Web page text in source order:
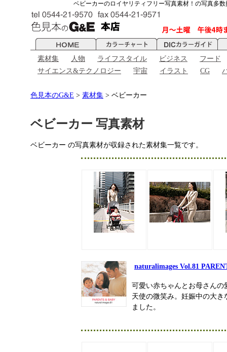
ベビーカーのロイヤリティフリー写真素材！の写真多
素材集 人物 ライフスタイル ビジネス
フード
サイエンス&テクノロジー
宇宙 イラスト CG
色見本のG&E > 素材集 > ベビーカー
ベビーカー 写真素材
ベビーカー の写真素材が収録された素材集一覧です。
naturalimages Vol.81
可愛い赤ちゃんとお母さん
天使の微笑み。妊娠中の大
ました。